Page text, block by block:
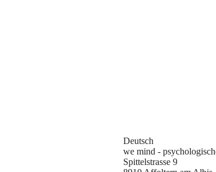
Deutsch
we mind -
Spittelstrasse 9